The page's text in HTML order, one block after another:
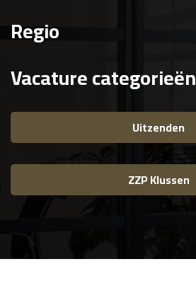
Regio
Vacature categorieën
Uitzenden
ZZP Klussen